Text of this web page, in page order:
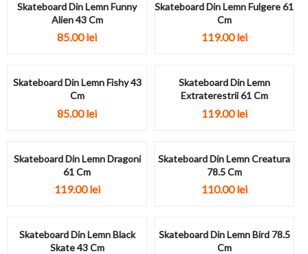
Skateboard Din Lemn Funny
Alien 43 Cm
85.00lei
Skateboard Din Lemn Fulgere 61
Cm
119.00lei
Skateboard Din Lemn Fishy 43
Cm
85.00lei
Skateboard Din Lemn
Extraterestrii 61 Cm
119.00lei
Skateboard Din Lemn Dragoni
61 Cm
119.00lei
Skateboard Din Lemn Creatura
78.5 Cm
110.00lei
Skateboard Din Lemn Black
Skate 43 Cm
Skateboard Din Lemn Bird 78.5
Cm